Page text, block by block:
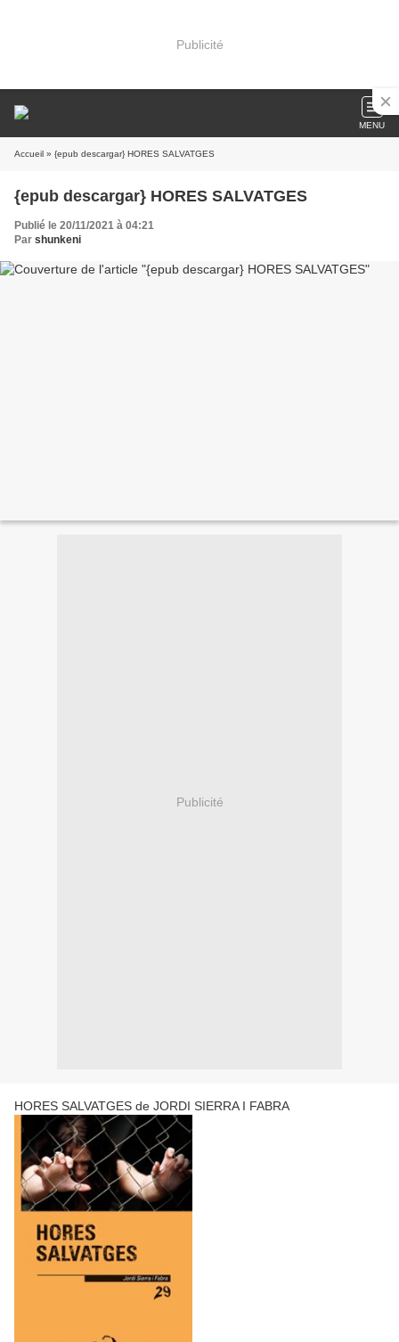
Publicité
MENU
Accueil » {epub descargar} HORES SALVATGES
{epub descargar} HORES SALVATGES
Publié le 20/11/2021 à 04:21
Par shunkeni
Publicité
HORES SALVATGES de JORDI SIERRA I FABRA